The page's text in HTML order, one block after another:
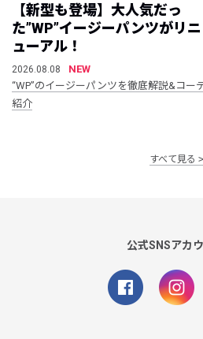
【新型も登場】大人気だっ
た”WP”イージーパンツがリニ
ューアル！
2026.08.08
NEW
“WP”のイージーパンツを徹底解説&コー
紹介
すべて見る
公式SNSアカ